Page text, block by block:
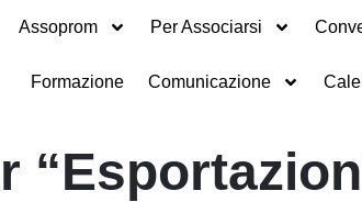
Assoprom Per Associarsi
Formazione Comunicazione